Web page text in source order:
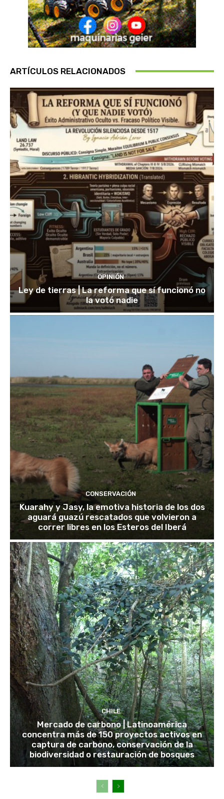
ARTÍCULOS RELACIONADOS
OPINIÓN
Ley de tierras | La reforma que sí funcionó no
la votó nadie
CONSERVACIÓN
Kuarahy y Jasy, la emotiva historia de los dos
aguará guazú rescatados que volvieron a
correr libres en los Esteros del Iberá
CHILE
Mercado de carbono | Latinoamérica
concentra más de 150 proyectos activos en
captura de carbono, conservación de la
biodiversidad o restauración de bosques